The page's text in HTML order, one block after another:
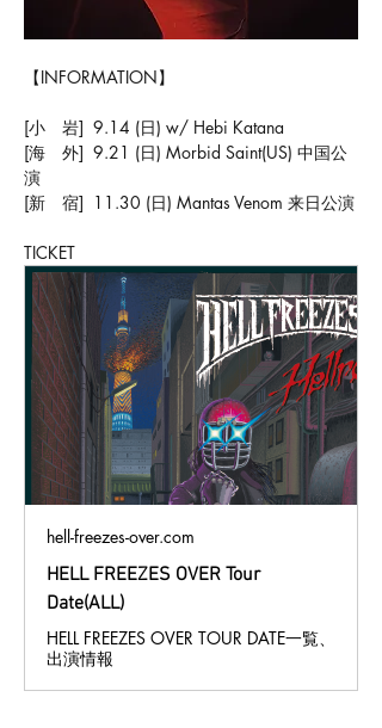
【INFORMATION】
[小　岩]  9.14 (日) w/ Hebi Katana
[海　外]  9.21 (日) Morbid Saint(US) 中国公
演
[新　宿]  11.30 (日) Mantas Venom 来日公演
TICKET
hell-freezes-over.com
HELL FREEZES OVER Tour
Date(ALL)
HELL FREEZES OVER TOUR DATE一覧、
出演情報